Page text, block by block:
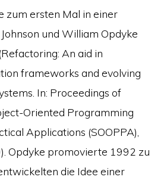
zum ersten Mal in einer
und William Opdyke
An aid in
frameworks and evolving
In: Proceedings of
Oriented Programming
Applications (SOOPPA),
Opdyke promovierte 1992 zu
die Idee einer